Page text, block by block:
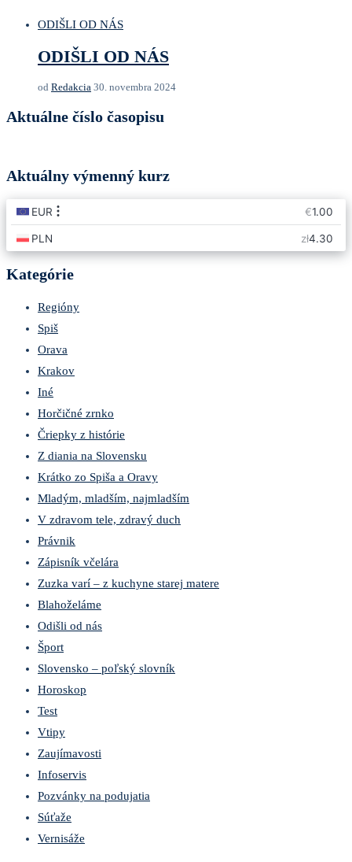
ODIŠLI OD NÁS
ODIŠLI OD NÁS
od Redakcia 30. novembra 2024
Aktuálne číslo časopisu
Aktuálny výmenný kurz
Kategórie
Regióny
Spiš
Orava
Krakov
Iné
Horčičné zrnko
Čriepky z histórie
Z diania na Slovensku
Krátko zo Spiša a Oravy
Mladým, mladším, najmladším
V zdravom tele, zdravý duch
Právnik
Zápisník včelára
Zuzka varí – z kuchyne starej matere
Blahoželáme
Odišli od nás
Šport
Slovensko – poľský slovník
Horoskop
Test
Vtipy
Zaujímavosti
Infoservis
Pozvánky na podujatia
Súťaže
Vernisáže